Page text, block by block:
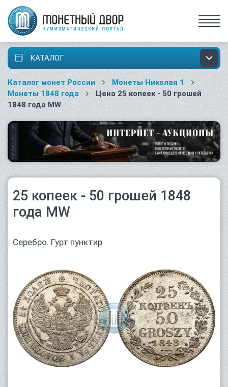
КАТАЛОГ
Каталог монет России
Монеты Николая 1
Монеты 1848 года
Цена 25 копеек - 50 грошей
1848 года MW
25 копеек - 50 грошей 1848
года MW
Серебро. Гурт пунктир